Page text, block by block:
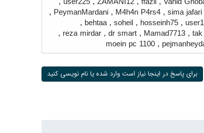
sima jafari
,
M4h4n P4rs4
,
PeymanMardani
,
,
hosseinh75
,
soheil
,
behtaa
,
,
Mamad7713
,
dr smart
,
reza mirdar
,
,
moein pc 1100
برای پاسخ در اینجا نیاز است وارد شده یا نام نویسی کنید